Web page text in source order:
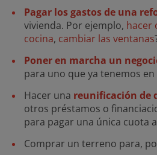
Pagar los gastos de una
vivienda. Por ejemplo, hacer
cocina, cambiar las ventanas
Poner en marcha un
para uno que ya tenemos
Hacer una reunificación de
otros préstamos o
para pagar una única cuota
Comprar un terreno para,